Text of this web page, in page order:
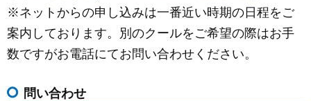
※ネットからの申し込みは一番近い時期の日程をご
案内しております。別のクールをご希望の際はお手
数ですがお電話にてお問い合わせください。
問い合わせ